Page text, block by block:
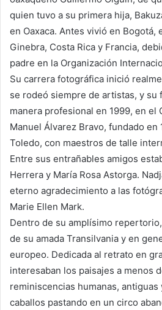
quien tuvo a su primera hija,
en Oaxaca. Antes vivió en Bogotá,
Ginebra, Costa Rica y Francia,
padre en la Organización
Su carrera fotográfica inició
se rodeó siempre de artistas, y su
manera profesional en 1999, en el
Manuel Álvarez Bravo, fundado en
Toledo, con maestros de talle
Entre sus entrañables amigos
Herrera y María Rosa Astorga.
eterno agradecimiento a las
Marie Ellen Mark.
Dentro de su amplísimo
de su amada Transilvania y en
europeo. Dedicada al retrato en
interesaban los paisajes a menos
reminiscencias humanas, antiguas
caballos pastando en un circo